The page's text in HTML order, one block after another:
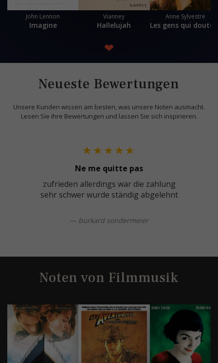
John Lennon
Imagine
Vianney
Hallelujah
Anne Sylvestre
❤
Neueste Bewertungen
Unsere Kunden wissen am besten, was unsere Noten ausmacht.
Lesen Sie ihre Bewertungen und lassen Sie sich inspirieren.
★★★★★
Ne me quitte pas
zufrieden allerdings war die zahlung
sehr schwer wurde ständig abgelehnt
— burkard sondermeier
Noten von Filmmusik